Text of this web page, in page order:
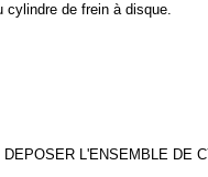
cylindre de frein à disque.
DEPOSER L'ENSEMBLE DE